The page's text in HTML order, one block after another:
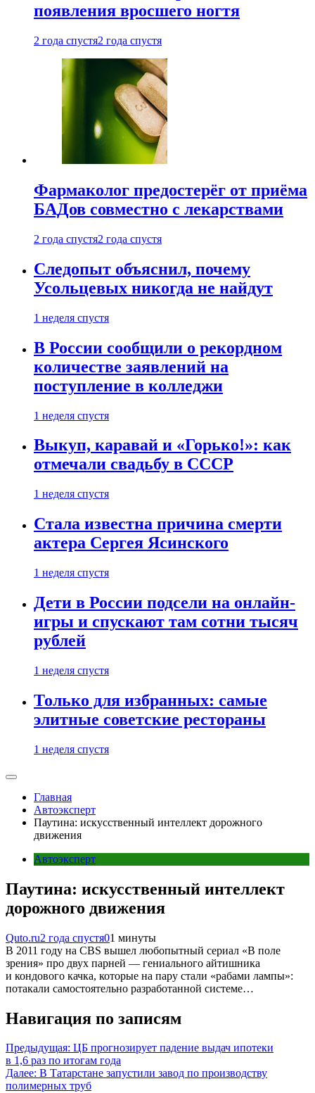
появления вросшего ногтя
2 года спустя2 года спустя
Фармаколог предостерёг от приёма
БАДов совместно с лекарствами
2 года спустя2 года спустя
Следопыт объяснил, почему
Усольцевых никогда не найдут
1 неделя спустя
В России сообщили о рекордном
количестве заявлений на
поступление в колледжи
1 неделя спустя
Выкуп, каравай и «Горько!»: как
отмечали свадьбу в СССР
1 неделя спустя
Стала известна причина смерти
актера Сергея Ясинского
1 неделя спустя
Дети в России подсели на онлайн-
игры и спускают там сотни тысяч
рублей
1 неделя спустя
Только для избранных: самые
элитные советские рестораны
1 неделя спустя
Главная
Автоэксперт
Паутина: искусственный интеллект дорожного
движения
Автоэксперт
Паутина: искусственный интеллект
дорожного движения
Quto.ru2 года спустя01 минуты
В 2011 году на CBS вышел любопытный сериал «В поле
зрения» про двух парней — гениального айтишника
и кондового качка, которые на пару стали «рабами лампы»:
потакали самостоятельно разработанной системе…
Навигация по записям
Предыдущая: ЦБ прогнозирует падение выдач ипотеки
в 1,6 раз по итогам года
Далее: В Татарстане запустили завод по производству
полимерных труб